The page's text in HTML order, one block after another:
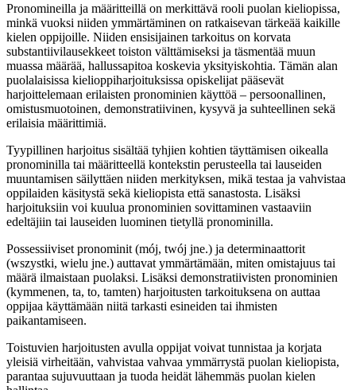
Pronomineilla ja määritteillä on merkittävä rooli puolan kieliopissa,
minkä vuoksi niiden ymmärtäminen on ratkaisevan tärkeää kaikille
kielen oppijoille. Niiden ensisijainen tarkoitus on korvata
substantiivilausekkeet toiston välttämiseksi ja täsmentää muun
muassa määrää, hallussapitoa koskevia yksityiskohtia. Tämän alan
puolalaisissa kielioppiharjoituksissa opiskelijat pääsevät
harjoittelemaan erilaisten pronominien käyttöä – persoonallinen,
omistusmuotoinen, demonstratiivinen, kysyvä ja suhteellinen sekä
erilaisia määrittimiä.
Tyypillinen harjoitus sisältää tyhjien kohtien täyttämisen oikealla
pronominilla tai määritteellä kontekstin perusteella tai lauseiden
muuntamisen säilyttäen niiden merkityksen, mikä testaa ja vahvistaa
oppilaiden käsitystä sekä kieliopista että sanastosta. Lisäksi
harjoituksiin voi kuulua pronominien sovittaminen vastaaviin
edeltäjiin tai lauseiden luominen tietyllä pronominilla.
Possessiiviset pronominit (mój, twój jne.) ja determinaattorit
(wszystki, wielu jne.) auttavat ymmärtämään, miten omistajuus tai
määrä ilmaistaan puolaksi. Lisäksi demonstratiivisten pronominien
(kymmenen, ta, to, tamten) harjoitusten tarkoituksena on auttaa
oppijaa käyttämään niitä tarkasti esineiden tai ihmisten
paikantamiseen.
Toistuvien harjoitusten avulla oppijat voivat tunnistaa ja korjata
yleisiä virheitään, vahvistaa vahvaa ymmärrystä puolan kieliopista,
parantaa sujuvuuttaan ja tuoda heidät lähemmäs puolan kielen